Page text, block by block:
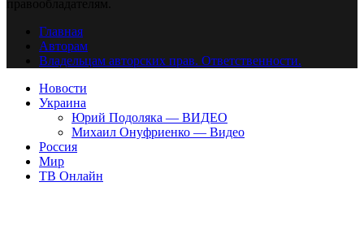
правообладателям.
Главная
Авторам
Владельцам авторских прав. Ответственности.
Новости
Украина
Юрий Подоляка — ВИДЕО
Михаил Онуфриенко — Видео
Россия
Мир
ТВ Онлайн